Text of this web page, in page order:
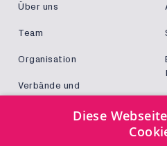
Über uns
Team
Organisation
Verbände und
Diese